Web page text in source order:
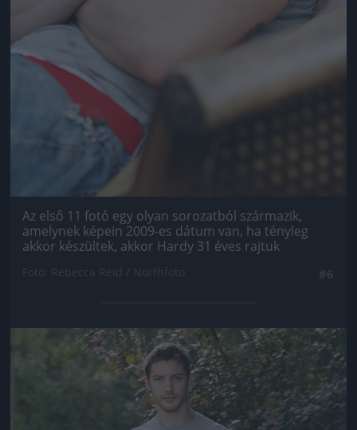
Az első 11 fotó egy olyan sorozatból származik,
amelynek képein 2009-es dátum van, ha tényleg
akkor készültek, akkor Hardy 31 éves rajtuk
Jön még kép!